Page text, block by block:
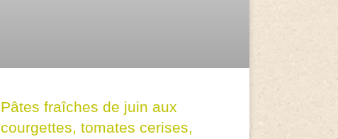
Pâtes fraîches de juin aux
courgettes, tomates cerises,